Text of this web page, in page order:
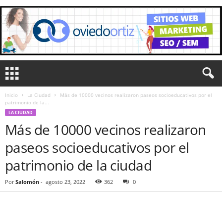
Inicio La Ciudad
Más de 10000 vecinos realizaron paseos socioeducativos por el
patrimonio de la...
LA CIUDAD
Más de 10000 vecinos realizaron
paseos socioeducativos por el
patrimonio de la ciudad
Por Salomón - agosto 23, 2022 362 0